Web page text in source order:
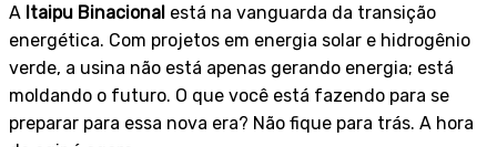
A Itaipu Binacional está na vanguarda da transição
energética. Com projetos em energia solar e hidrogênio
verde, a usina não está apenas gerando energia; está
moldando o futuro. O que você está fazendo para se
preparar para essa nova era? Não fique para trás. A hora